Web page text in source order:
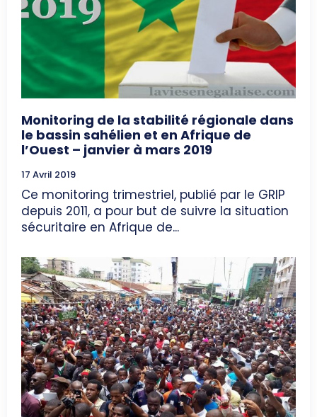
Monitoring de la stabilité régionale dans
le bassin sahélien et en Afrique de
l’Ouest – janvier à mars 2019
17 Avril 2019
Ce monitoring trimestriel, publié par le GRIP
depuis 2011, a pour but de suivre la situation
sécuritaire en Afrique de...